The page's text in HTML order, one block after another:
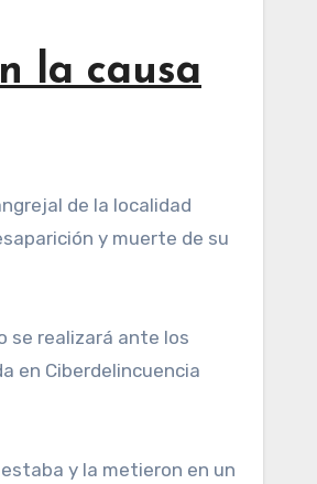
la causa
y muerte de su
se realizará ante los
en Ciberdelincuencia
y la metieron en un